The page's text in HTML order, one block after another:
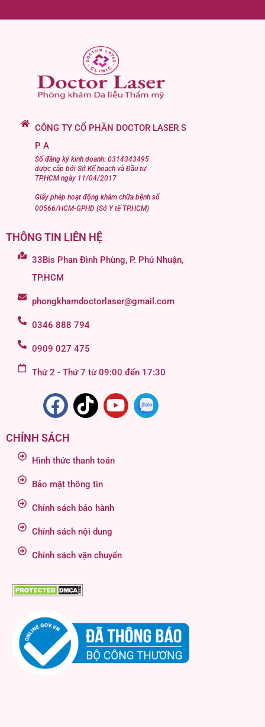
CÔNG TY CỔ PHẦN DOCTOR LASER S
P A
Số đăng ký kinh doanh: 0314343495
được cấp bởi Sở Kế hoạch và Đầu tư
TP.HCM ngày 11/04/2017
Giấy phép hoạt động khám chữa bệnh số
00566/HCM-GPHD (Sở Y tế TP.HCM)
THÔNG TIN LIÊN HỆ
33Bis Phan Đình Phùng, P. Phú Nhuận,
TP.HCM
phongkhamdoctorlaser@gmail.com
0346 888 794
0909 027 475
Thứ 2 - Thứ 7 từ 09:00 đến 17:30
CHÍNH SÁCH
Hình thức thanh toán
Bảo mật thông tin
Chính sách bảo hành
Chính sách nội dung
Chính sách vận chuyển